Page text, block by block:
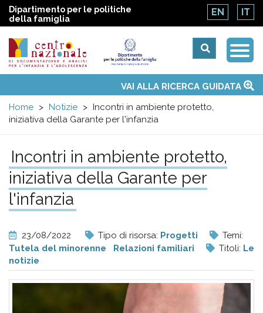
Dipartimento per le politiche
della famiglia
EN IT
Centro
nazionale
di
Documentazione
e
analisi
pr
l'infanzia
menu
Temi
Attività
Convenzione ONUVAI ALLA RICERCA GUIDATA
Home
Notizie
Incontri in ambiente protetto,
iniziativa della Garante per l'infanzia
Incontri in ambiente protetto,
iniziativa della Garante per
l'infanzia
23/08/2022 Tipo di risorsa: Progetti
Temi:
Tutela del minorenne
Relazioni familiari Titoli: Le
notizie